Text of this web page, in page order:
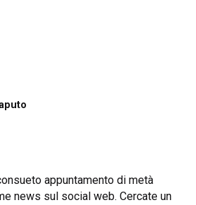
appuntamento di metà
news sul social web. Cercate un